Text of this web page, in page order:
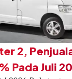
2,
Pada Juli